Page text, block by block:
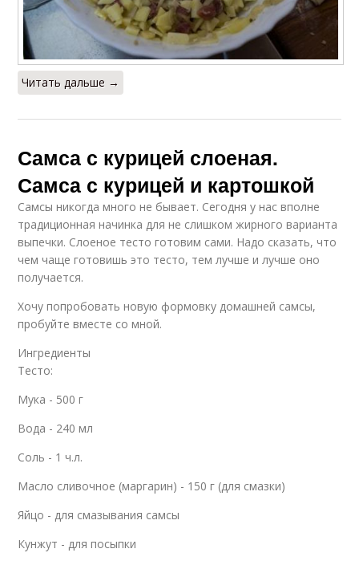
Читать дальше →
Самса с курицей слоеная.
Самса с курицей и картошкой
Самсы никогда много не бывает. Сегодня у нас вполне
традиционная начинка для не слишком жирного варианта
выпечки. Слоеное тесто готовим сами. Надо сказать, что
чем чаще готовишь это тесто, тем лучше и лучше оно
получается.
Хочу попробовать новую формовку домашней самсы,
пробуйте вместе со мной.
Ингредиенты
Тесто:
Мука - 500 г
Вода - 240 мл
Соль - 1 ч.л.
Масло сливочное (маргарин) - 150 г (для смазки)
Яйцо - для смазывания самсы
Кунжут - для посыпки